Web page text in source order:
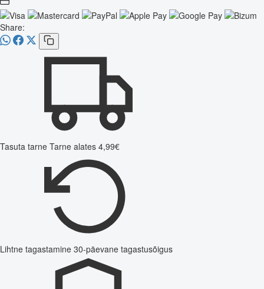
Share:
Tasuta tarne Tarne alates 4,99€
Lihtne tagastamine 30-päevane tagastusõigus